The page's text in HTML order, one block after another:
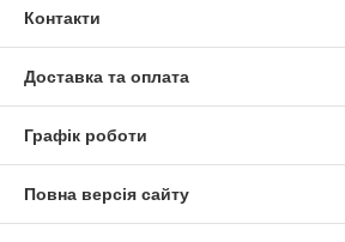
Контакти
Доставка та оплата
Графік роботи
Повна версія сайту